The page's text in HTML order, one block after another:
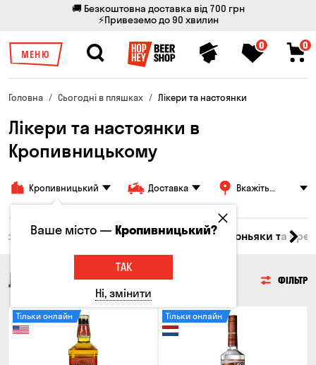
🚚 Безкоштовна доставка від 700 грн
⚡Привеземо до 90 хвилин
МЕНЮ
0 0
Головна Сьогодні в пляшках Лікери та настоянки
Лікери та настоянки в
Кропивницькому
Кропивницький Доставка
Вкажіть
Соджу Лікери та настоянки Коньяки та
ЛІКЕРИ ТА НАСТОЯНКИ ФІЛЬТР
Тільки онлайн Тільки онлайн
Ваше місто —Кропивницький?
ТАК
Ні, змінити